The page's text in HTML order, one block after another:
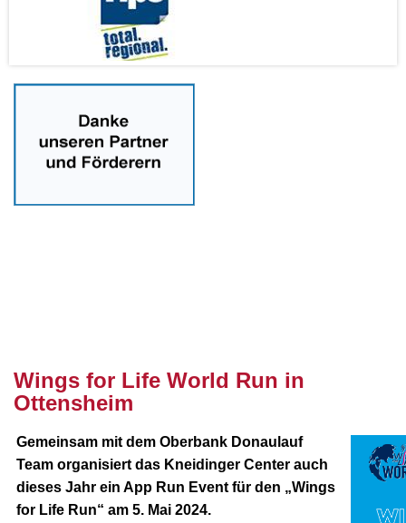
Wings for Life World Run in
Ottensheim
Gemeinsam mit dem Oberbank Donaulauf
Team organisiert das Kneidinger Center auch
dieses Jahr ein App Run Event für den „Wings
for Life Run“ am 5. Mai 2024.